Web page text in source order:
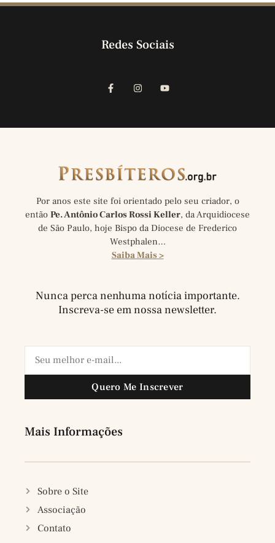
Redes Sociais
Por anos este site foi orientado pelo seu criador, o
então Pe. Antônio Carlos Rossi Keller, da Arquidiocese
de São Paulo, hoje Bispo da Diocese de Frederico
Westphalen…
Saiba Mais >
Nunca perca nenhuma notícia importante.
Inscreva-se em nossa newsletter.
Quero Me Inscrever
Mais Informações
Sobre o Site
Associação
Contato